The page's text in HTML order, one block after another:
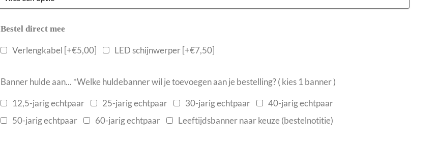
Bestel direct mee
Verlengkabel [+€5,00] LED schijnwerper [+€7,50]
Banner hulde aan... *Welke huldebanner wil je toevoegen aan je bestelling? ( kies 1 banner )
12,5-jarig echtpaar
25-jarig echtpaar 30-jarig echtpaar
40-jarig echtpaar
50-jarig echtpaar
60-jarig echtpaar Leeftijdsbanner naar keuze (bestelnotitie)